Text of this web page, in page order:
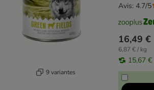
9 variantes
16,49 €
6,87 € / kg
15,67 €
Avis: 4.7/5